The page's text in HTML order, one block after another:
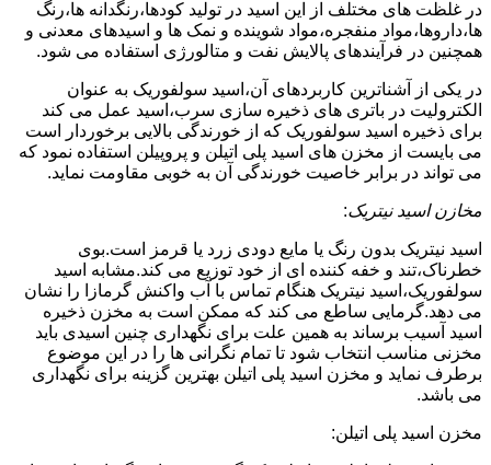
در غلظت های مختلف از این اسید در تولید کودها،رنگدانه ها،رنگ
ها،داروها،مواد منفجره،مواد شوینده و نمک ها و اسیدهای معدنی و
همچنین در فرآیندهای پالایش نفت و متالورژی استفاده می شود.
در یکی از آشناترین کاربردهای آن،اسید سولفوریک به عنوان
الکترولیت در باتری های ذخیره سازی سرب،اسید عمل می کند
برای ذخیره اسید سولفوریک که از خورندگی بالایی برخوردار است
می بایست از مخزن های اسید پلی اتیلن و پروپیلن استفاده نمود که
می تواند در برابر خاصیت خورندگی آن به خوبی مقاومت نماید.
مخازن اسید نیتریک:
اسید نیتریک بدون رنگ یا مایع دودی زرد یا قرمز است.بوی
خطرناک،تند و خفه کننده ای از خود توزیع می کند.مشابه اسید
سولفوریک،اسید نیتریک هنگام تماس با آب واکنش گرمازا را نشان
می دهد.گرمایی ساطع می کند که ممکن است به مخزن ذخیره
اسید آسیب برساند به همین علت برای نگهداری چنین اسیدی باید
مخزنی مناسب انتخاب شود تا تمام نگرانی ها را در این موضوع
برطرف نماید و مخزن اسید پلی اتیلن بهترین گزینه برای نگهداری
می باشد.
مخزن اسید پلی اتیلن: